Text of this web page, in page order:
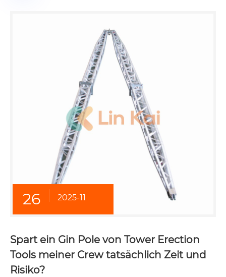
26 2025-11
Spart ein Gin Pole von Tower Erection
Tools meiner Crew tatsächlich Zeit und
Risiko?